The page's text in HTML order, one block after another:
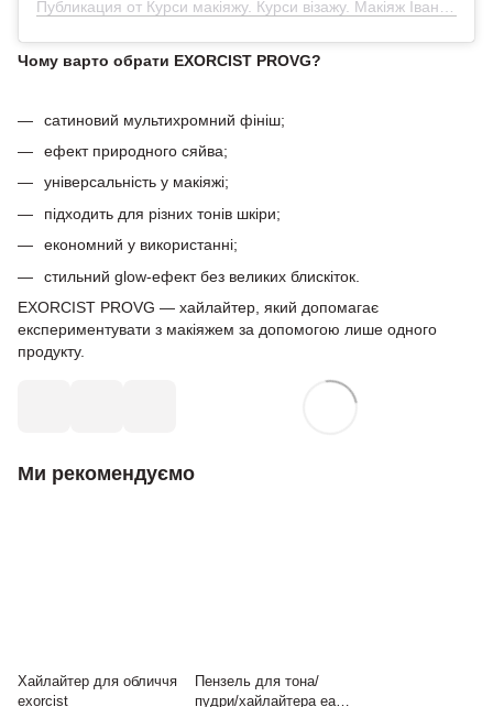
Чому варто обрати EXORCIST PROVG?
сатиновий мультихромний фініш;
ефект природного сяйва;
універсальність у макіяжі;
підходить для різних тонів шкіри;
економний у використанні;
стильний glow-ефект без великих блискіток.
EXORCIST PROVG — хайлайтер, який допомагає
експериментувати з макіяжем за допомогою лише одного
продукту.
Ми рекомендуємо
Хайлайтер для обличчя
exorcist
Пензель для тона/
пудри/хайлайтера easy